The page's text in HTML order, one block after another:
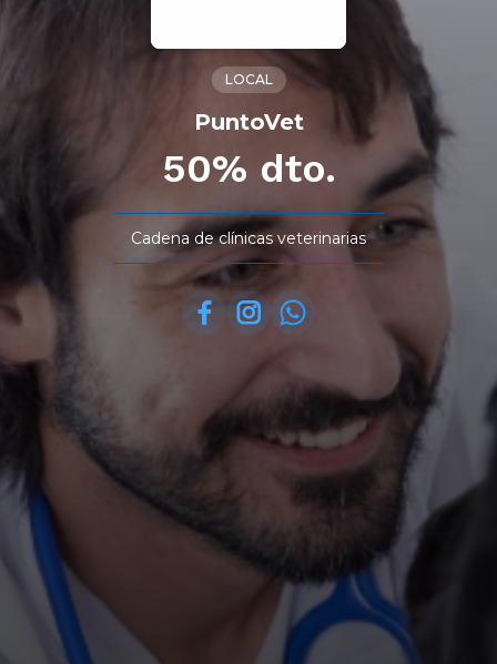
LOCAL
PuntoVet
50% dto.
Cadena de clínicas veterinarias